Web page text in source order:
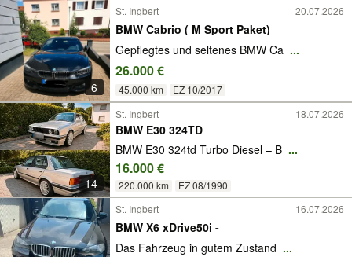
6
St. Ingbert 20.07.2026
BMW Cabrio ( M Sport Paket)
Gepflegtes und seltenes BMW Ca ...
26.000 €
45.000 km EZ 10/2017
14
St. Ingbert 18.07.2026
BMW E30 324TD
BMW E30 324td Turbo Diesel – B ...
16.000 €
220.000 km EZ 08/1990
St. Ingbert 16.07.2026
BMW X6 xDrive50i -
Das Fahrzeug in gutem Zustand ...